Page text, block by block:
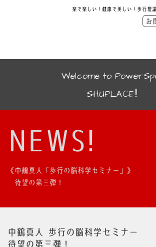
楽で楽しい！健康で美しい！歩行理
お
Welcome to
SHUPLACE!!
NEWS!
《中鶴真人「歩行の脳科学セミナー」》
待望の第三弾！
中鶴真人 歩行の脳科学セミナー
待望の第三弾！